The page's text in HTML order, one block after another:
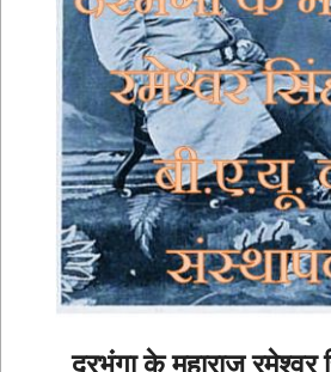
दरभंगा के महाराज रमेश्वर